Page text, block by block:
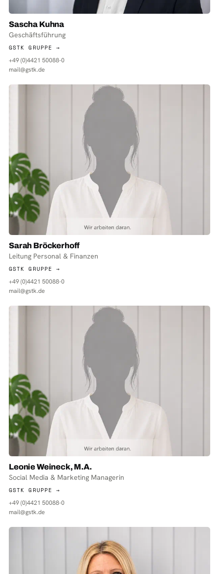
Sascha Kuhna
Geschäftsführung
GSTK GRUPPE →
+49 (0)4421 50088-0
mail@gstk.de
Sarah Bröckerhoff
Leitung Personal & Finanzen
GSTK GRUPPE →
+49 (0)4421 50088-0
mail@gstk.de
Leonie Weineck, M.A.
Social Media & Marketing Managerin
GSTK GRUPPE →
+49 (0)4421 50088-0
mail@gstk.de